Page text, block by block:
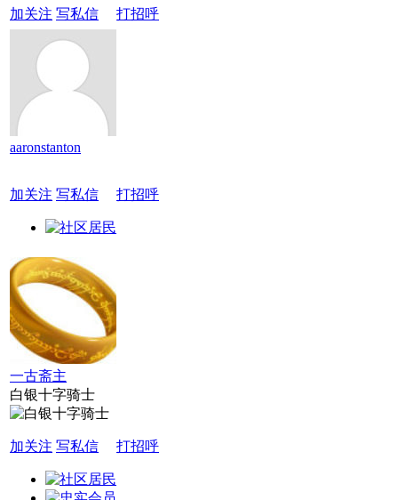
加关注 写私信 打招呼
aaronstanton
加关注 写私信 打招呼
一古斋主
白银十字骑士
加关注 写私信 打招呼